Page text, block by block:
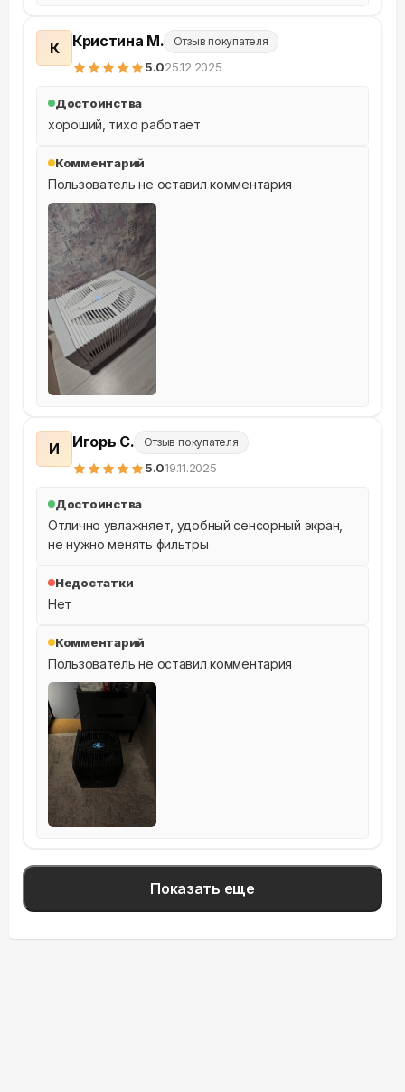
К Кристина М. Отзыв покупателя
5.025.12.2025
Достоинства
хороший, тихо работает
Комментарий
Пользователь не оставил комментария
И Игорь С. Отзыв покупателя
5.019.11.2025
Достоинства
Отлично увлажняет, удобный сенсорный экран,
не нужно менять фильтры
Недостатки
Нет
Комментарий
Пользователь не оставил комментария
Показать еще